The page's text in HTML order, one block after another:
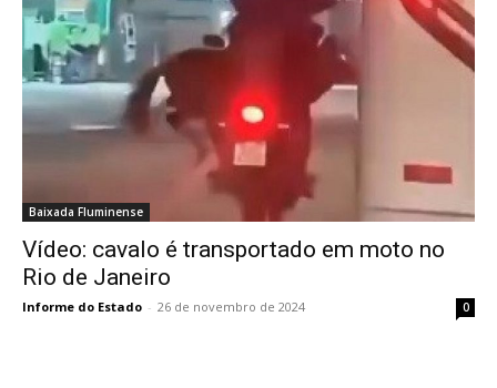
Baixada Fluminense
Vídeo: cavalo é transportado em moto no
Rio de Janeiro
Informe do Estado - 26 de novembro de 2024 0